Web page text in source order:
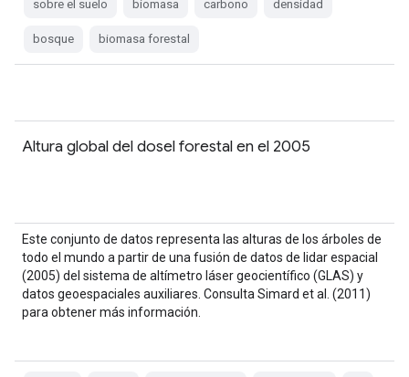
sobre el suelo biomasa carbono densidad
bosque biomasa forestal
Altura global del dosel forestal en el 2005
Este conjunto de datos representa las alturas de los árboles de
todo el mundo a partir de una fusión de datos de lidar espacial
(2005) del sistema de altímetro láser geocientífico (GLAS) y
datos geoespaciales auxiliares. Consulta Simard et al. (2011)
para obtener más información.